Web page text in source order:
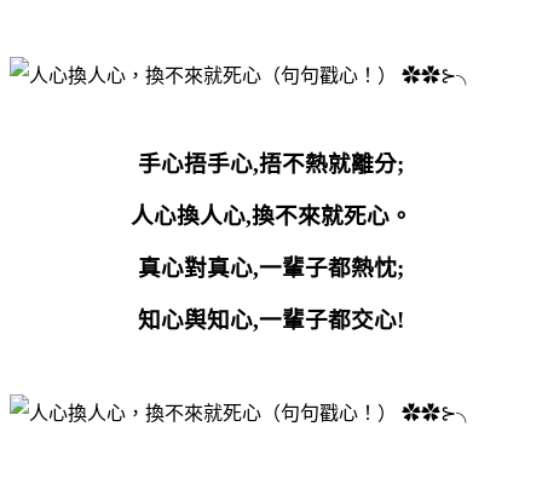
手心捂手心,捂不熱就離分;
人心換人心,換不來就死心。
真心對真心,一輩子都熱忱;
知心舆知心,一輩子都交心!